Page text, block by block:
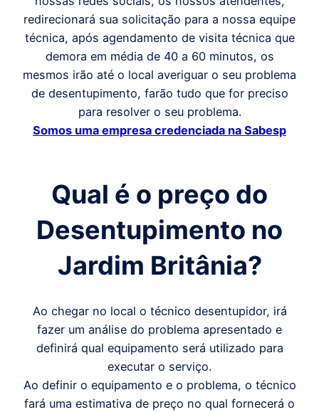
redirecionará sua solicitação para a nossa equipe
técnica, após agendamento de visita técnica que
demora em média de 40 a 60 minutos, os
mesmos irão até o local averiguar o seu problema
de desentupimento, farão tudo que for preciso
para resolver o seu problema.
Somos uma empresa credenciada na Sabesp
Qual é o preço do
Desentupimento no
Jardim Britânia?
Ao chegar no local o técnico desentupidor, irá
fazer um análise do problema apresentado e
definirá qual equipamento será utilizado para
executar o serviço.
Ao definir o equipamento e o problema, o técnico
fará uma estimativa de preço no qual fornecerá o